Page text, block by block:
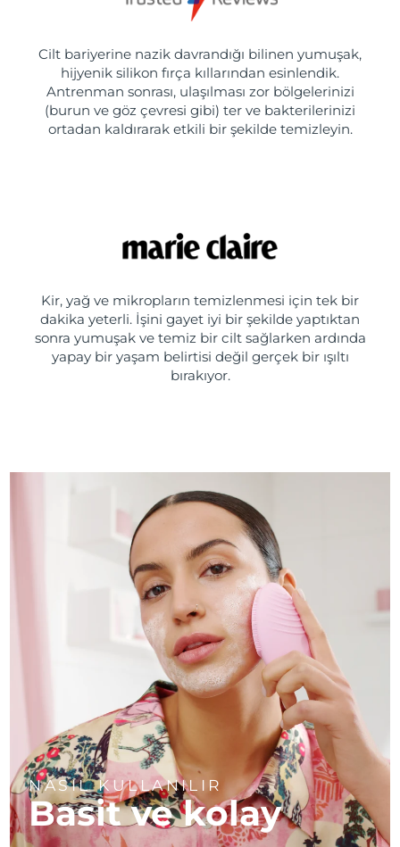
Cilt bariyerine nazik davrandığı bilinen yumuşak,
hijyenik silikon fırça kıllarından esinlendik.
Antrenman sonrası, ulaşılması zor bölgelerinizi
(burun ve göz çevresi gibi) ter ve bakterilerinizi
ortadan kaldırarak etkili bir şekilde temizleyin.
Kir, yağ ve mikropların temizlenmesi için tek bir
dakika yeterli. İşini gayet iyi bir şekilde yaptıktan
sonra yumuşak ve temiz bir cilt sağlarken ardında
yapay bir yaşam belirtisi değil gerçek bir ışıltı
bırakıyor.
NASIL KULLANILIR
Basit ve kolay